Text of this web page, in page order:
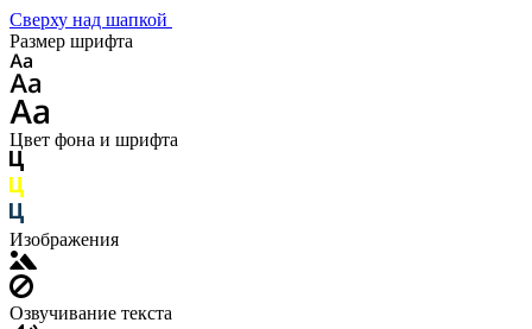
Сверху над шапкой
Размер шрифта
Цвет фона и шрифта
Изображения
Озвучивание текста